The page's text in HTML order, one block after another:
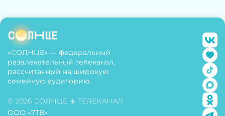
«СОЛНЦЕ» — федеральный
развлекательный телеканал,
рассчитанный на широкую
семейную аудиторию.
© 2026 СОЛНЦЕ ☀️ ТЕЛЕКАНАЛ
ООО «7ТВ»